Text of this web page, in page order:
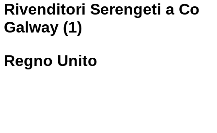
Rivenditori Serengeti a Co
Galway (1)
Regno Unito